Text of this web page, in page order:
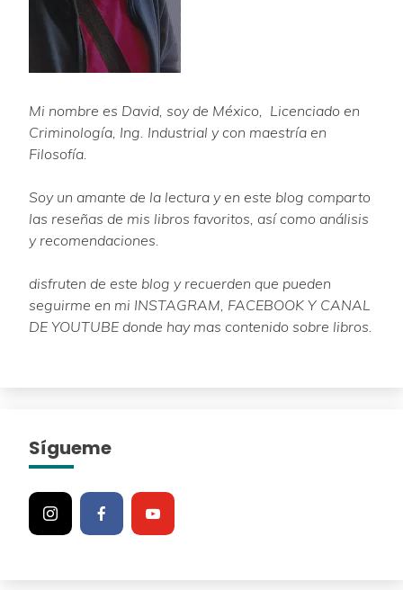
Mi nombre es David, soy de México, Licenciado en
Criminología, Ing. Industrial y con maestría en
Filosofía.
Soy un amante de la lectura y en este blog comparto
las reseñas de mis libros favoritos, así como análisis
y recomendaciones.
disfruten de este blog y recuerden que pueden
seguirme en mi INSTAGRAM, FACEBOOK Y CANAL
DE YOUTUBE donde hay mas contenido sobre libros.
Sígueme